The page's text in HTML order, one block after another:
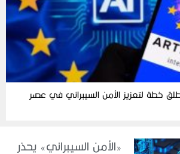
خطة لتعزيز الأمن السيبراني في عصر
«الأمن السيبراني» يحذر